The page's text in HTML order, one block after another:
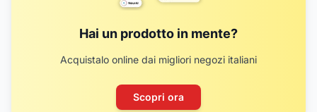
Hai un prodotto in mente?
Acquistalo online dai migliori negozi italiani
Scopri ora